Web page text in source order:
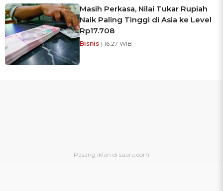
Masih Perkasa, Nilai Tukar Rupiah
Naik Paling Tinggi di Asia ke Level
Rp17.708
Bisnis | 16:27 WIB